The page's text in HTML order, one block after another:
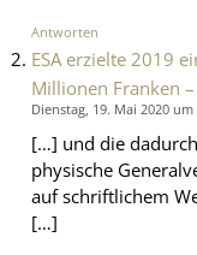
Antworten
ESA erzielte 2019
Millionen Franken
Dienstag, 19. Mai 2020
[…] und die
physische
auf schriftlichem
[…]